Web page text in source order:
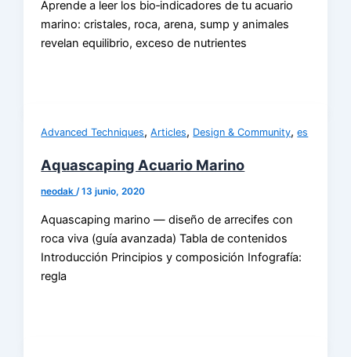
Aprende a leer los bio‑indicadores de tu acuario
marino: cristales, roca, arena, sump y animales
revelan equilibrio, exceso de nutrientes
Advanced Techniques,Articles, Design & Community,es
Aquascaping Acuario Marino
neodak/13 junio, 2020
Aquascaping marino — diseño de arrecifes con
roca viva (guía avanzada) Tabla de contenidos
Introducción Principios y composición Infografía:
regla